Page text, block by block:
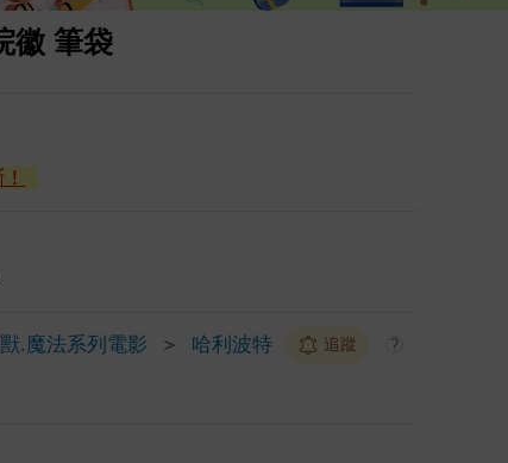
徽 筆袋
.魔法系列電影 ＞ 哈利波特 追蹤 ?